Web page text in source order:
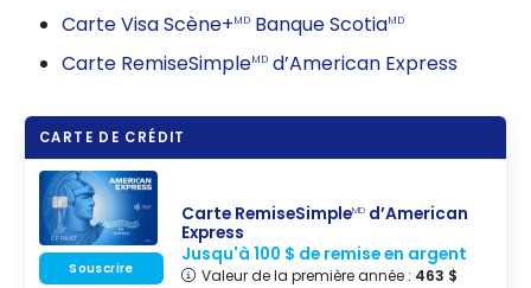
Carte Visa Scène+MD Banque ScotiaMD
Carte RemiseSimpleMD d’American Express
CARTE DE CRÉDIT
Carte RemiseSimpleMD d’American
Express
Jusqu'à 100 $ de remise en argent
Valeur de la première année : 463 $
Souscrire